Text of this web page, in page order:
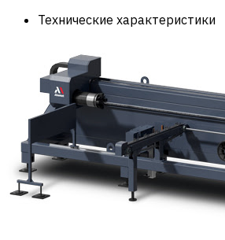
Технические характеристики